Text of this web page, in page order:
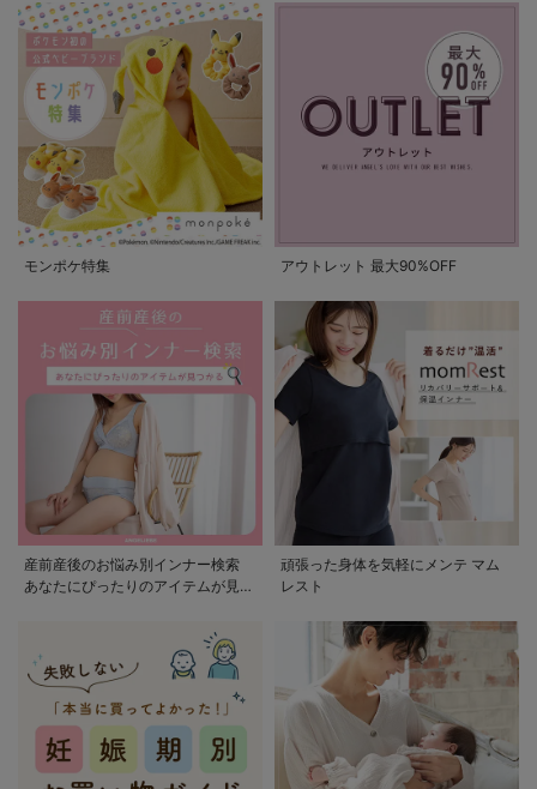
モンポケ特集 アウトレット 最大90%OFF
産前産後のお悩み別インナー検索
あなたにぴったりのアイテムが見つ
頑張った身体を気軽にメンテ マム
レスト